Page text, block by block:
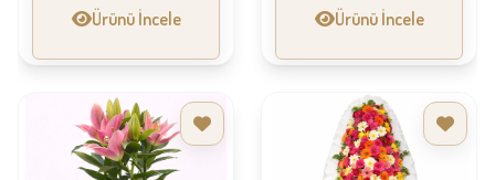
Ürünü İncele Ürünü İncele